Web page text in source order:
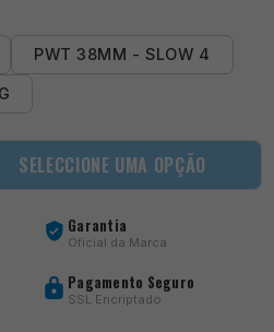
PWT 38MM - SLOW 4
SELECCIONE UMA OPÇÃO
Garantia
Oficial da Marca
Pagamento Seguro
SSL Encriptado